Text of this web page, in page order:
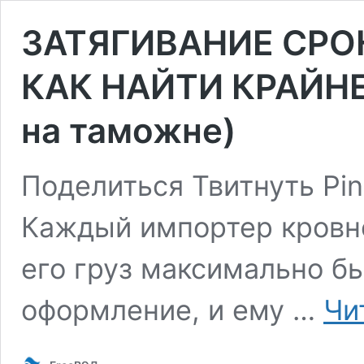
ЗАТЯГИВАНИЕ
КАК НАЙТИ
на таможне)
Поделиться Твитнуть
Каждый импортер
его груз максимально
оформление, и ему …